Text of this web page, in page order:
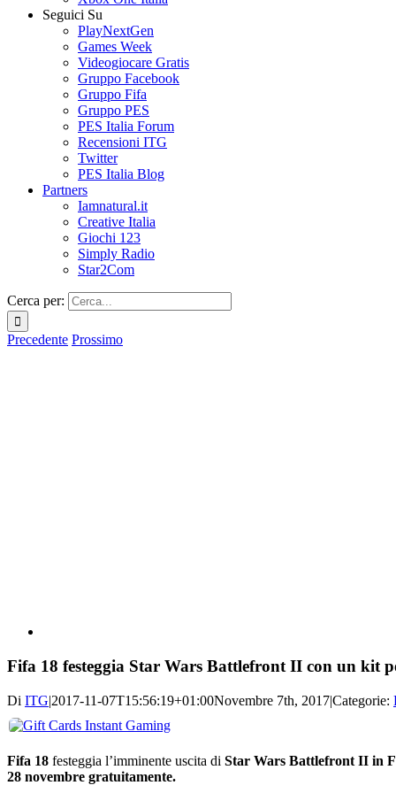
Seguici Su
PlayNextGen
Games Week
Videogiocare Gratis
Gruppo Facebook
Gruppo Fifa
Gruppo PES
PES Italia Forum
Recensioni ITG
Twitter
PES Italia Blog
Partners
Iamnatural.it
Creative Italia
Giochi 123
Simply Radio
Star2Com
Cerca per:
Precedente Prossimo
Fifa 18 festeggia Star Wars Battlefront II con un kit
Di ITG|2017-11-07T15:56:19+01:00Novembre 7th, 2017|Categorie:
Fifa 18 festeggia l’imminente uscita di Star Wars Battlefront II in
28 novembre gratuitamente.